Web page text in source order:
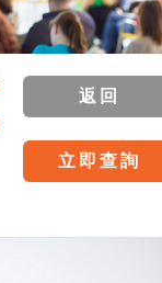
返回
立即查詢